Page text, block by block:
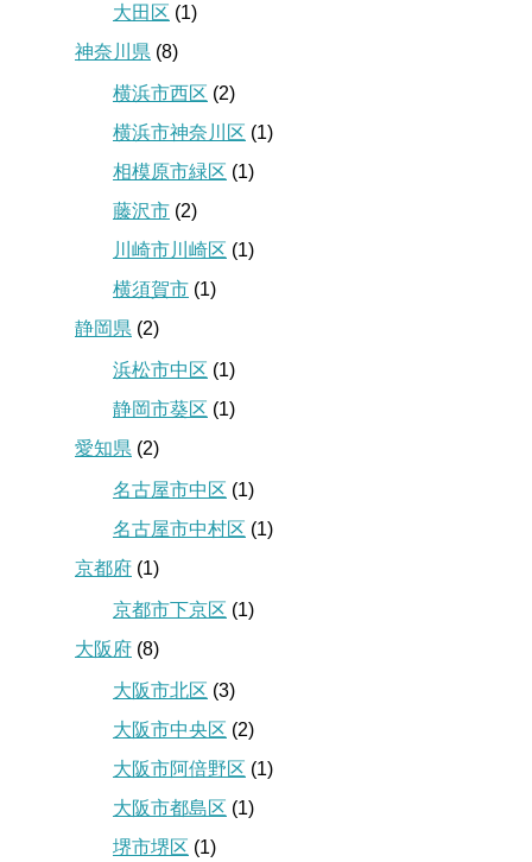
大田区 (1)
神奈川県 (8)
横浜市西区 (2)
横浜市神奈川区 (1)
相模原市緑区 (1)
藤沢市 (2)
川崎市川崎区 (1)
横須賀市 (1)
静岡県 (2)
浜松市中区 (1)
静岡市葵区 (1)
愛知県 (2)
名古屋市中区 (1)
名古屋市中村区 (1)
京都府 (1)
京都市下京区 (1)
大阪府 (8)
大阪市北区 (3)
大阪市中央区 (2)
大阪市阿倍野区 (1)
大阪市都島区 (1)
堺市堺区 (1)